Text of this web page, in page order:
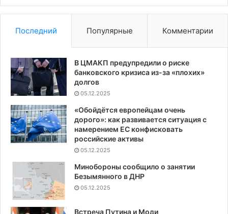
Последний Популярные Комментарии
В ЦМАКП предупредили о риске
банковского кризиса из-за «плохих»
долгов
05.12.2025
«Обойдётся европейцам очень
дорого»: как развивается ситуация с
намерением ЕС конфисковать
российские активы
05.12.2025
Минобороны сообщило о занятии
Безымянного в ДНР
05.12.2025
Встреча Путина и Моди